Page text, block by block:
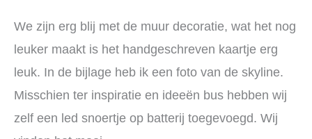
We zijn erg blij met de muur decoratie, wat het nog
leuker maakt is het handgeschreven kaartje erg
leuk. In de bijlage heb ik een foto van de skyline.
Misschien ter inspiratie en ideeën bus hebben wij
zelf een led snoertje op batterij toegevoegd. Wij